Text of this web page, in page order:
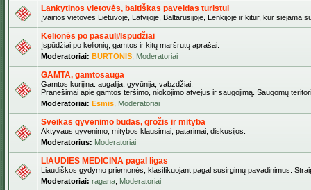
Lankytinos vietovės, baltiškas paveldas turistui
Įvairios vietovės Lietuvoje, Latvijoje, Baltarusijoje, Lenkijoje ir kitur, kur siejama
Kelionės po pasaulį/Ispūdžiai
Įspūdžiai po kelionių, gamtos ir kitų maršrutų aprašai.
Moderatoriai: BURTONIS Moderatoriai
GAMTA, gamtosauga
Gamtos kurijina: augalija, gyvūnija, vabzdžiai.
Pranešimai apie gamtos teršimo, niokojimo atvejus ir saugojimą. Saugomų
Moderatoriai: Esmis Moderatoriai
Sveikas gyvenimo būdas, grožis ir mityba
Aktyvaus gyvenimo, mitybos klausimai, patarimai, diskusijos.
Moderatorius: Moderatoriai
LIAUDIES MEDICINA pagal ligas
Liaudiškos gydymo priemonės, klasifikuojant pagal susirgimų pavadinimus.
Moderatoriai: ragana Moderatoriai